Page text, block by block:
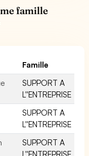
famille
Famille
SUPPORT A
L''ENTREPRISE
SUPPORT A
L''ENTREPRISE
SUPPORT A
L''ENTREPRISE